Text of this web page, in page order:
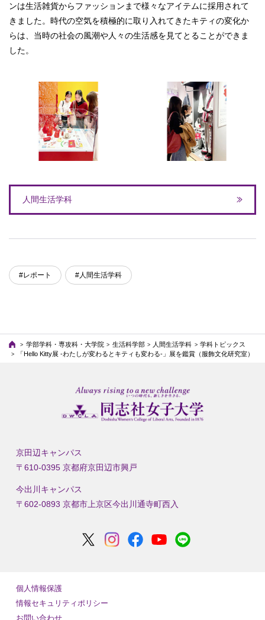
ンは生活雑貨からファッションまで様々なアイテムに採用されて
きました。時代の空気を積極的に取り入れてきたキティの変化か
らは、当時の社会の風潮や人々の生活感を見てとることができま
した。
人間生活学科
#レポート #人間生活学科
学部学科・専攻科・大学院 生活科学部 人間生活学科
学科トピックス
「Hello Kitty展 -わたしが変わるとキティも変わる-」展を鑑賞（服飾文化研究室）
京田辺キャンパス
〒610-0395 京都府京田辺市興戸
今出川キャンパス
〒602-0893 京都市上京区今出川通寺町西入
個人情報保護
情報セキュリティポリシー
お問い合わせ